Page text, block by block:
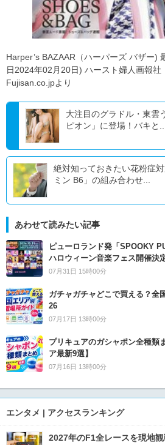
Harper’s BAZAAR（ハーパーズ バザー)
日2024年02月20日) ハースト婦人画報社
Fujisan.co.jpより
大注目のグラドル・東雲
ピオン」に登場！バキと
絶対知っておきたい花粉症
ミン B6」の組み合わせ...
あわせて読みたい記事
ピューロランド発「SPOOKY
ハロウィーン音楽フェス開催決
07月31日 15時00分
ガチャガチャどこで買える？全
26
07月17日 13時00分
プリキュアのガシャポン全種類
ア最新9選】
07月16日 13時00分
エンタメ | アクセスランキング
2027年のF1全レースを現地